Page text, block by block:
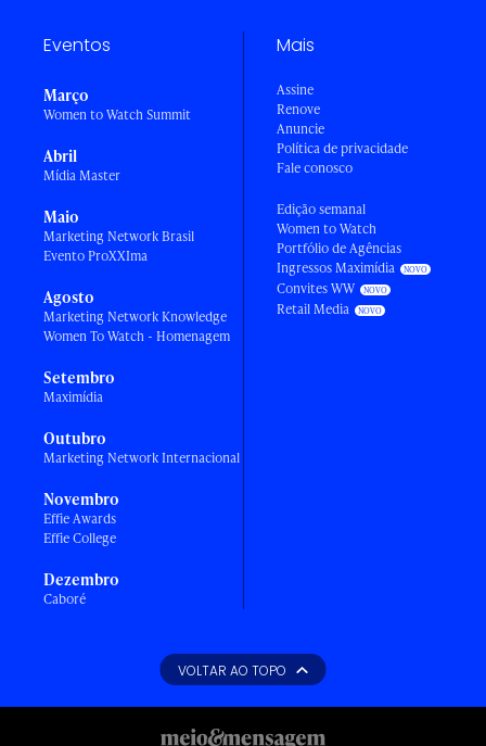
Eventos
Março
Women to Watch Summit
Abril
Mídia Master
Maio
Marketing Network Brasil
Evento ProXXIma
Agosto
Marketing Network Knowledge
Women To Watch - Homenagem
Setembro
Maximídia
Outubro
Marketing Network Internacional
Novembro
Effie Awards
Effie College
Dezembro
Caboré
Mais
Assine
Renove
Anuncie
Política de privacidade
Fale conosco
Edição semanal
Women to Watch
Portfólio de Agências
Ingressos Maximídia
Convites WW
Retail Media
VOLTAR AO TOPO